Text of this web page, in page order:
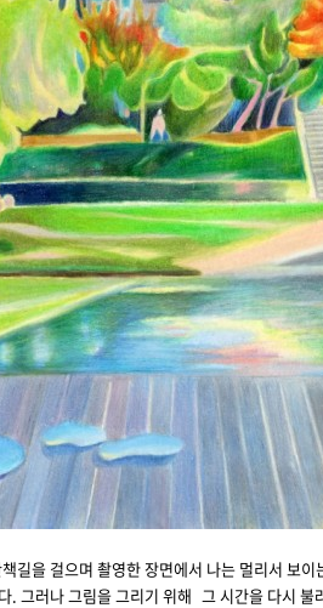
길을 걸으며 촬영한 장면에서 나는 멀리서 보
그러나 그림을 그리기 위해 그 시간을 다시